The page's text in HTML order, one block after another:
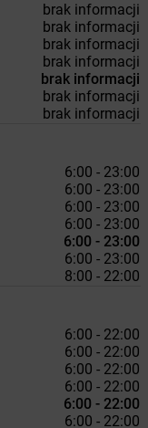
brak informacji
brak informacji
brak informacji
brak informacji
brak informacji
brak informacji
brak informacji
6:00 - 23:00
6:00 - 23:00
6:00 - 23:00
6:00 - 23:00
6:00 - 23:00
6:00 - 23:00
8:00 - 22:00
6:00 - 22:00
6:00 - 22:00
6:00 - 22:00
6:00 - 22:00
6:00 - 22:00
6:00 - 22:00